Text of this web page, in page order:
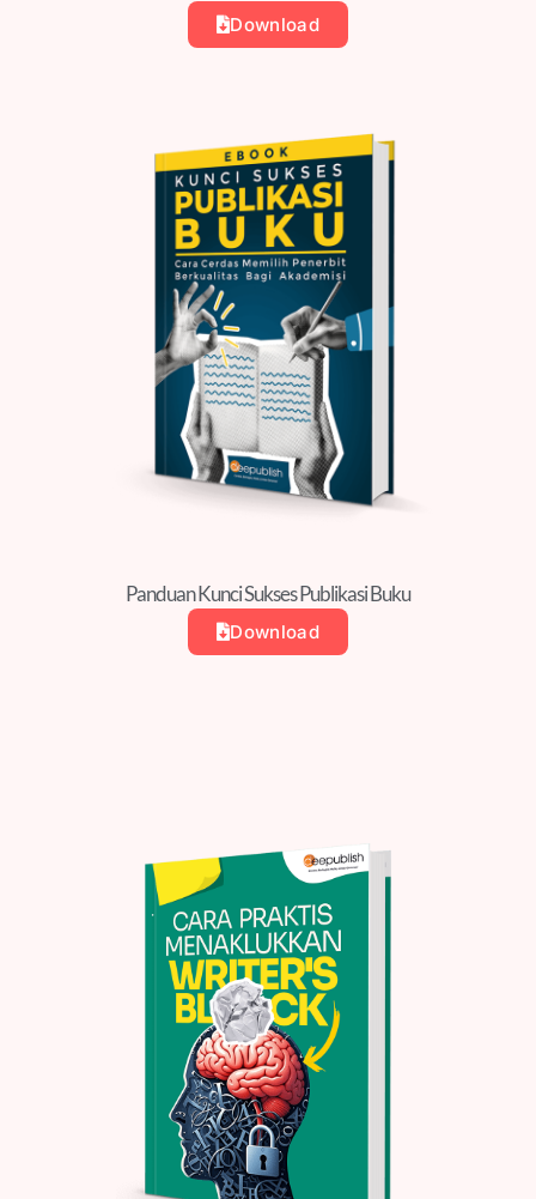
Download
Panduan Kunci Sukses Publikasi Buku
Download